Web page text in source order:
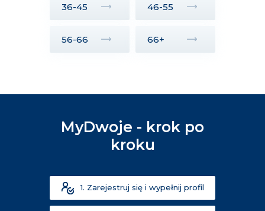
36-45 46-55
56-66 66+
MyDwoje - krok po
kroku
1. Zarejestruj się i wypełnij profil